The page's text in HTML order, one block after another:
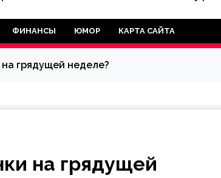
ФИНАНСЫ ЮМОР КАРТА САЙТА
грядущей неделе?
на грядущей